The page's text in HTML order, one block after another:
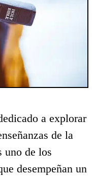
a explorar
de la
uno de los
desempeñan un